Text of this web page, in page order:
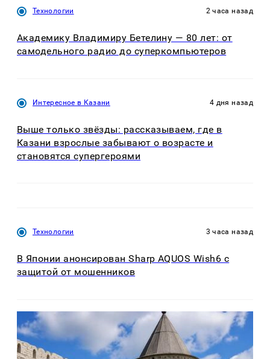
Технологии 2 часа назад
Академику Владимиру Бетелину — 80 лет: от
самодельного радио до суперкомпьютеров
Интересное в Казани 4 дня назад
Выше только звёзды: рассказываем, где в
Казани взрослые забывают о возрасте и
становятся супергероями
Технологии 3 часа назад
В Японии анонсирован Sharp AQUOS Wish6 с
защитой от мошенников